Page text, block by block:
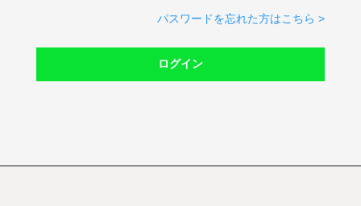
パスワードを忘れた方はこちら >
ログイン